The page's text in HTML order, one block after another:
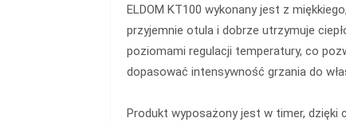
ELDOM KT100 wykonany jest z
przyjemnie otula i dobrze utrzymuje
poziomami regulacji temperatury, co
dopasować intensywność grzania do
Produkt wyposażony jest w timer, dzięki